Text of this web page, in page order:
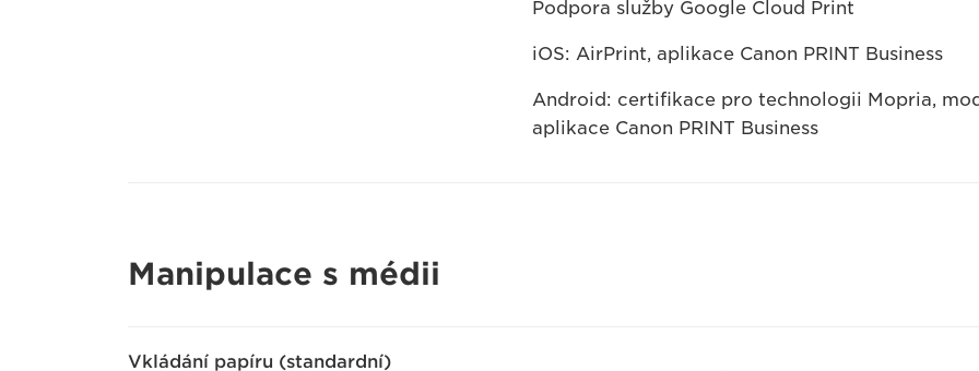
Podpora služby Google Cloud Print
iOS: AirPrint, aplikace Canon PRINT Business
Android: certifikace pro technologii Mopria,
aplikace Canon PRINT Business
Manipulace s médii
Vkládání papíru (standardní)